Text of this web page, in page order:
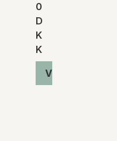
0
D
K
K
Vis produkt